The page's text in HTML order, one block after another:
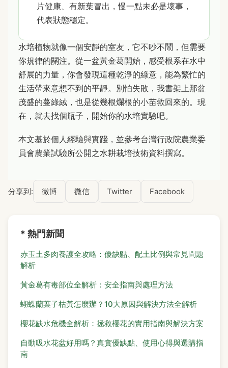
片健康、有新葉冒出，慢一點未必是壞事，
代表狀態穩定。
水培植物就像一個安靜的室友，它不吵不鬧，但需要
你規律的關注。從一盆黃金葛開始，感受根系在水中
舒展的力量，你會發現這種乾淨的綠意，能為繁忙的
生活帶來意想不到的平靜。別怕失敗，我書架上那盆
茂盛的蔓綠絨，也是從幾根爛根的小苗救回來的。現
在，就去找個瓶子，開始你的水培實驗吧。
本文基於個人經驗與實踐，並參考台灣行政院農業委
員會農業試驗所公開之水耕栽培技術資料撰寫。
分享到: 微博 微信 Twitter Facebook
* 熱門新聞
赤玉土多肉養護全攻略：優缺點、配土比例與常見問題
解析
黃金葛有毒部位全解析：安全指南與處理方法
蝴蝶蘭葉子枯黃怎麼辦？10大原因與解決方法全解析
櫻花缺水危機全解析：拯救櫻花的實用指南與解決方案
自動吸水花盆好用嗎？真實優缺點、使用心得與選購指
南